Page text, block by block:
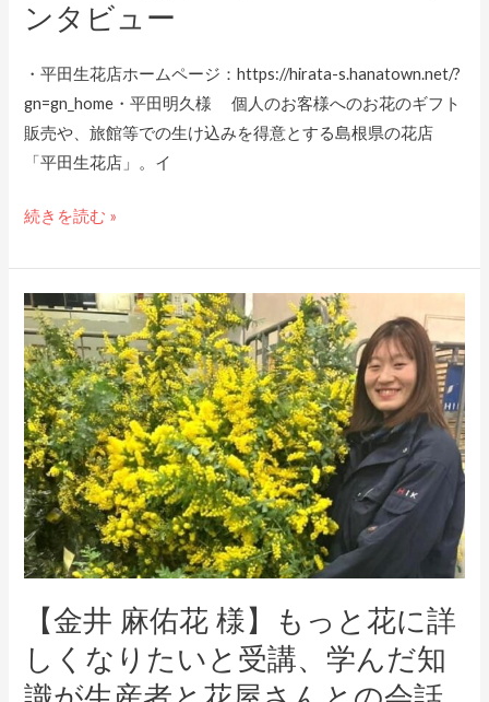
に
花
シ
ェ
ル
ュ
タ
ビ
ュ
ー
ンタビュー
・平田生花店ホームページ：https://hirata-s.hanatown.net/?
gn=gn_home・平田明久様 個人のお客様へのお花のギフト
販売や、旅館等での生け込みを得意とする島根県の花店
「平田生花店」。イ
管
の
方
法
を
分
に
蓄
え
る
～
花
シ
ェ
ル
ジ
ン
タ
続きを読む »
【金井 麻佑花 様】もっと花に詳
しくなりたいと受講、学んだ知
【金
井
麻
佑
花
様】
も
っ
と
花
し
く